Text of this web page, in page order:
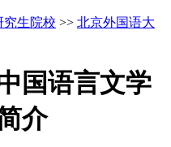
究生院校 >> 北京外国语大
国语言文学
介